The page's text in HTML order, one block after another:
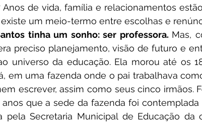
de vida, família e relacionamentos
um meio-termo entre escolhas e
tinha um sonho: ser professora. Mas,
preciso planejamento, visão de futuro e
universo da educação. Ela morou até os
em uma fazenda onde o pai trabalhava
escrever, assim como seus cinco irmãos.
que a sede da fazenda foi
pela Secretaria Municipal de Educação da